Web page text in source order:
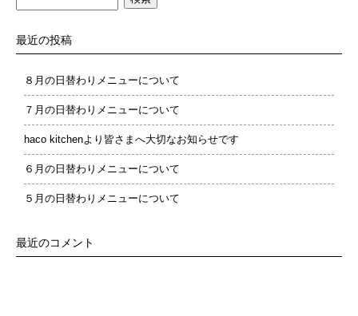
索:
最近の投稿
８月の日替わりメニューについて
７月の日替わりメニューについて
haco kitchenより皆さまへ大切なお知らせです
６月の日替わりメニューについて
５月の日替わりメニューについて
最近のコメント